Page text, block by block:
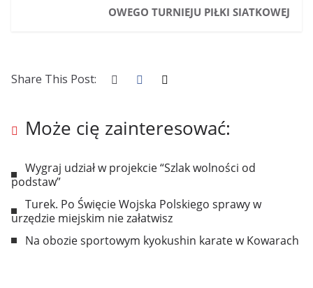
OWEGO TURNIEJU PIŁKI SIATKOWEJ
Share This Post:
Może cię zainteresować:
Wygraj udział w projekcie “Szlak wolności od
podstaw”
Turek. Po Święcie Wojska Polskiego sprawy w
urzędzie miejskim nie załatwisz
Na obozie sportowym kyokushin karate w Kowarach